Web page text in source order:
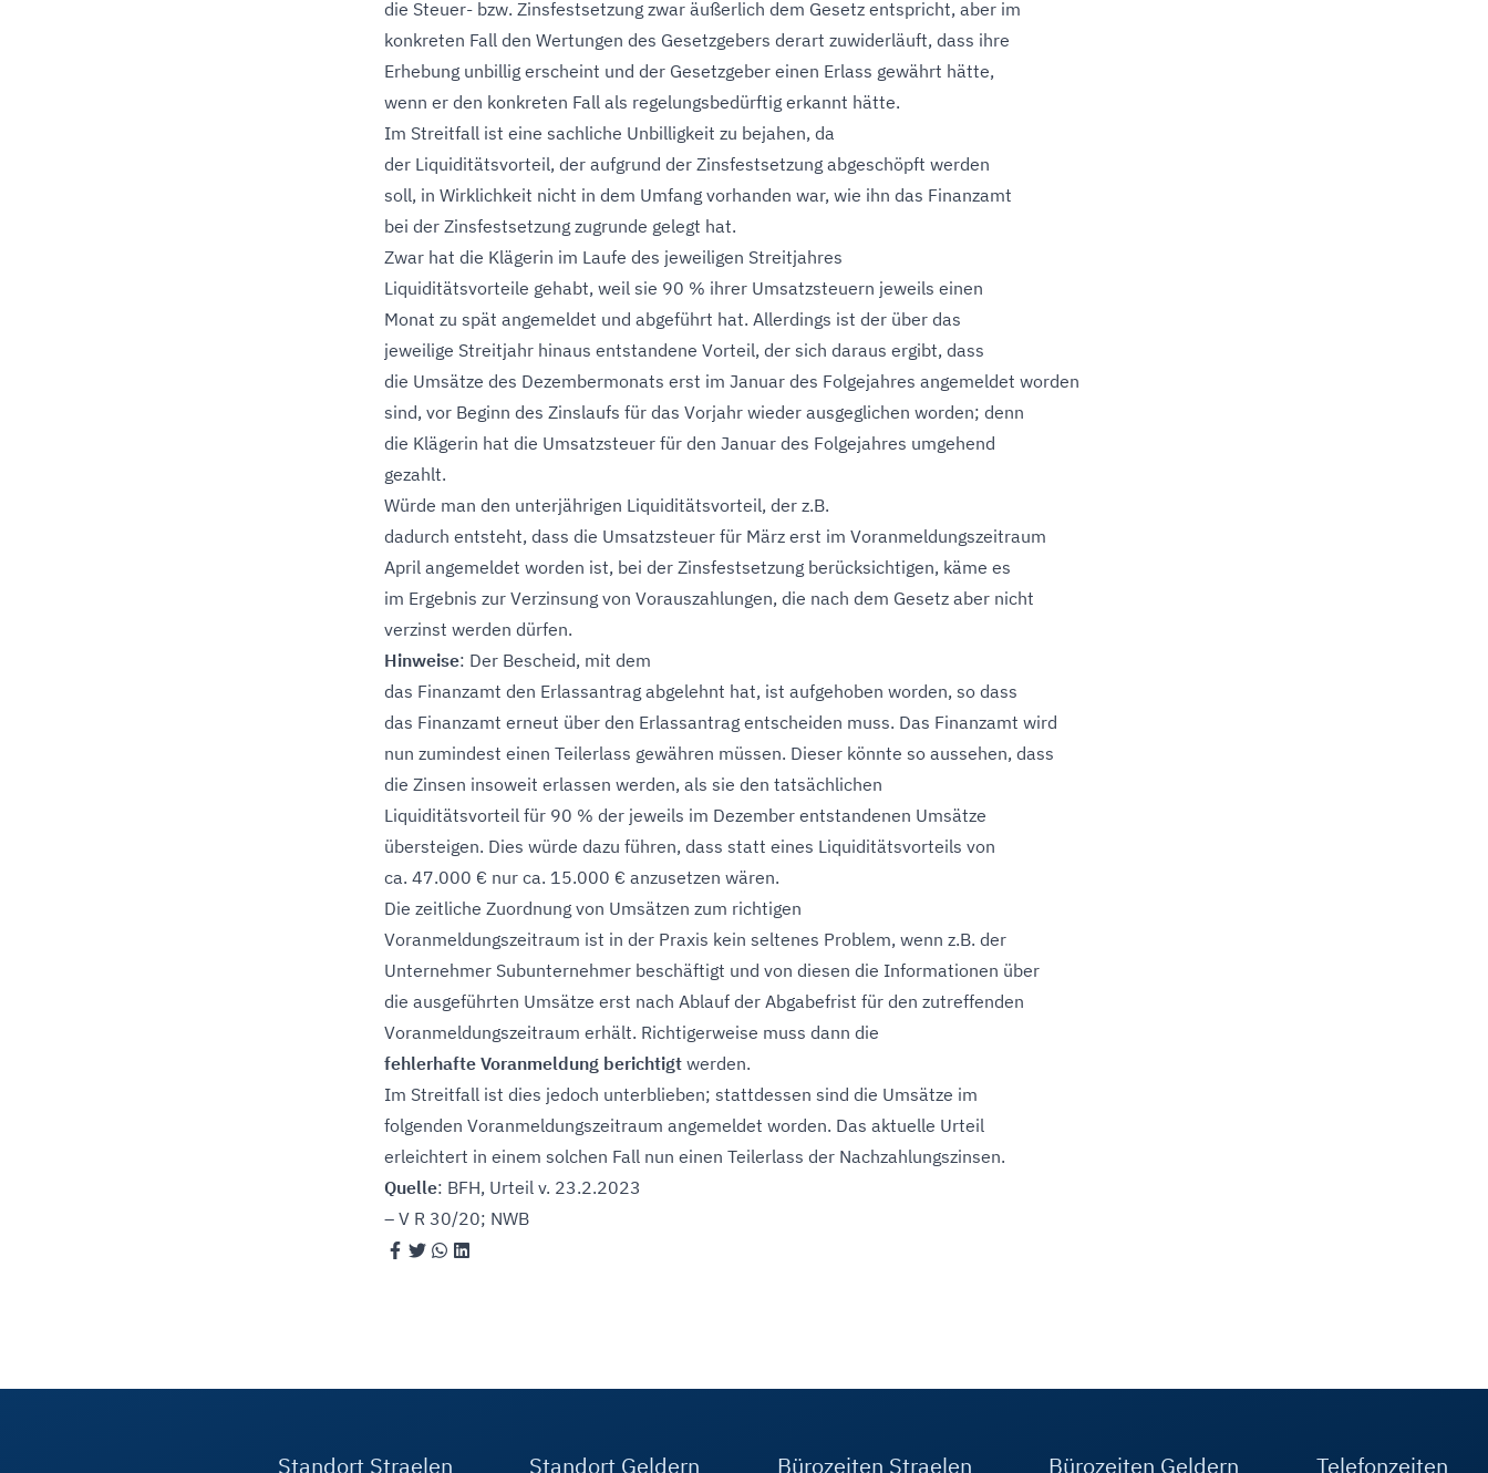
die Steuer- bzw. Zinsfestsetzung zwar äußerlich dem Gesetz entspricht, aber im
konkreten Fall den Wertungen des Gesetzgebers derart zuwiderläuft, dass ihre
Erhebung unbillig erscheint und der Gesetzgeber einen Erlass gewährt hätte,
wenn er den konkreten Fall als regelungsbedürftig erkannt hätte.
Im Streitfall ist eine sachliche Unbilligkeit zu bejahen, da
der Liquiditätsvorteil, der aufgrund der Zinsfestsetzung abgeschöpft werden
soll, in Wirklichkeit nicht in dem Umfang vorhanden war, wie ihn das Finanzamt
bei der Zinsfestsetzung zugrunde gelegt hat.
Zwar hat die Klägerin im Laufe des jeweiligen Streitjahres
Liquiditätsvorteile gehabt, weil sie 90 % ihrer Umsatzsteuern jeweils einen
Monat zu spät angemeldet und abgeführt hat. Allerdings ist der über das
jeweilige Streitjahr hinaus entstandene Vorteil, der sich daraus ergibt, dass
die Umsätze des Dezembermonats erst im Januar des Folgejahres angemeldet worden
sind, vor Beginn des Zinslaufs für das Vorjahr wieder ausgeglichen worden; denn
die Klägerin hat die Umsatzsteuer für den Januar des Folgejahres umgehend
gezahlt.
Würde man den unterjährigen Liquiditätsvorteil, der z.B.
dadurch entsteht, dass die Umsatzsteuer für März erst im Voranmeldungszeitraum
April angemeldet worden ist, bei der Zinsfestsetzung berücksichtigen, käme es
im Ergebnis zur Verzinsung von Vorauszahlungen, die nach dem Gesetz aber nicht
verzinst werden dürfen.
Hinweise: Der Bescheid, mit dem
das Finanzamt den Erlassantrag abgelehnt hat, ist aufgehoben worden, so dass
das Finanzamt erneut über den Erlassantrag entscheiden muss. Das Finanzamt wird
nun zumindest einen Teilerlass gewähren müssen. Dieser könnte so aussehen, dass
die Zinsen insoweit erlassen werden, als sie den tatsächlichen
Liquiditätsvorteil für 90 % der jeweils im Dezember entstandenen Umsätze
übersteigen. Dies würde dazu führen, dass statt eines Liquiditätsvorteils von
ca. 47.000 € nur ca. 15.000 € anzusetzen wären.
Die zeitliche Zuordnung von Umsätzen zum richtigen
Voranmeldungszeitraum ist in der Praxis kein seltenes Problem, wenn z.B. der
Unternehmer Subunternehmer beschäftigt und von diesen die Informationen über
die ausgeführten Umsätze erst nach Ablauf der Abgabefrist für den zutreffenden
Voranmeldungszeitraum erhält. Richtigerweise muss dann die
fehlerhafte Voranmeldung berichtigt werden.
Im Streitfall ist dies jedoch unterblieben; stattdessen sind die Umsätze im
folgenden Voranmeldungszeitraum angemeldet worden. Das aktuelle Urteil
erleichtert in einem solchen Fall nun einen Teilerlass der Nachzahlungszinsen.
Quelle: BFH, Urteil v. 23.2.2023
– V R 30/20; NWB
Standort Straelen Standort Geldern Bürozeiten Straelen Bürozeiten Geldern Telefonzeiten